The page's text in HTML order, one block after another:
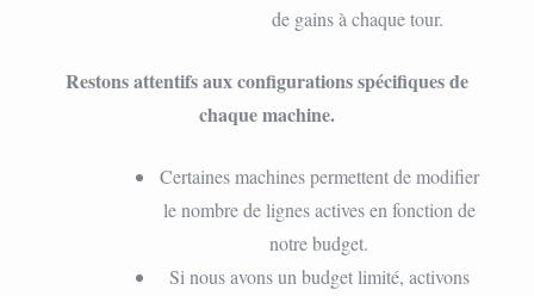
de gains à chaque tour.
Restons attentifs aux configurations spécifiques de
chaque machine.
Certaines machines permettent de modifier
le nombre de lignes actives en fonction de
notre budget.
Si nous avons un budget limité, activons